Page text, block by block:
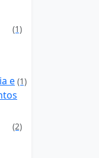
(1)
e (1)
(2)